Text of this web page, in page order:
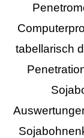
tabellarisch